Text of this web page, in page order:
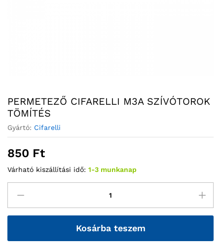
PERMETEZŐ CIFARELLI M3A SZÍVÓTOROK
TÖMÍTÉS
Gyártó: Cifarelli
850 Ft
Várható kiszállítási idő: 1-3 munkanap
Kosárba teszem